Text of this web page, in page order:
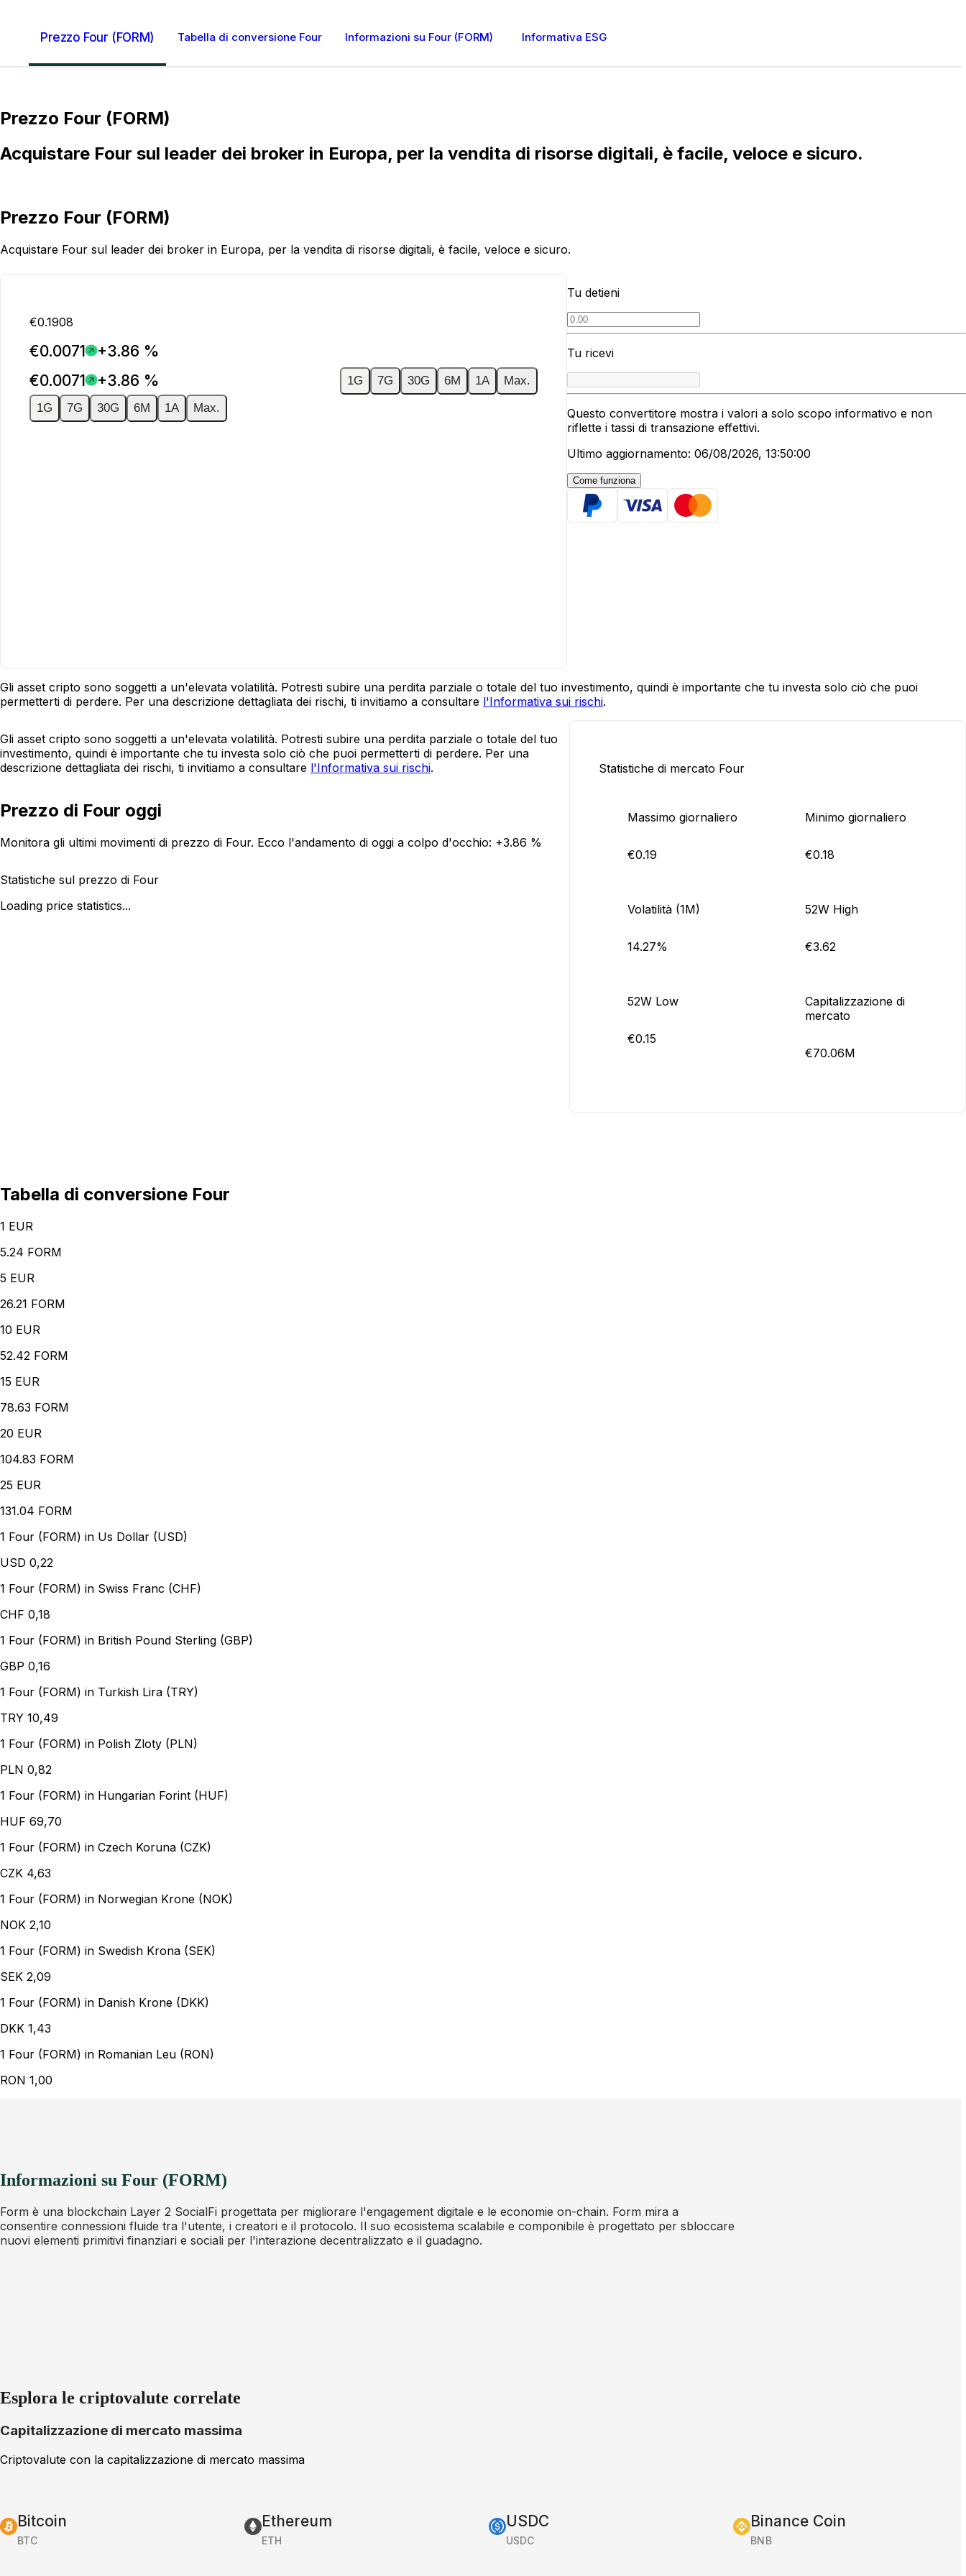
Prezzo Four (FORM) Tabella di conversione Four Informazioni su Four (FORM) Informativa ESG
Prezzo Four (FORM)
Acquistare Four sul leader dei broker in Europa, per la vendita di risorse digitali, è facile, veloce e sicuro.
Prezzo Four (FORM)
Acquistare Four sul leader dei broker in Europa, per la vendita di risorse digitali, è facile, veloce e sicuro.
€0.1908
€0.0071
+3.86 %
€0.0071
+3.86 % 1G 7G 30G 6M 1A
Max.
1G
7G 30G 6M 1A Max.
Tu detieni
Tu ricevi
Questo convertitore mostra i valori a solo scopo informativo e non
riflette i tassi di transazione effettivi.
Ultimo aggiornamento: 06/08/2026, 13:50:00
Come funziona
Gli asset cripto sono soggetti a un'elevata volatilità. Potresti subire una perdita parziale o totale del tuo investimento, quindi è importante che tu investa solo ciò che puoi
permetterti di perdere. Per una descrizione dettagliata dei rischi, ti invitiamo a consultare l'Informativa sui rischi.
Gli asset cripto sono soggetti a un'elevata volatilità. Potresti subire una perdita parziale o totale del tuo
investimento, quindi è importante che tu investa solo ciò che puoi permetterti di perdere. Per una
descrizione dettagliata dei rischi, ti invitiamo a consultare l'Informativa sui rischi.
Prezzo di Four oggi
Monitora gli ultimi movimenti di prezzo di Four. Ecco l'andamento di oggi a colpo d'occhio: +3.86 %
Statistiche sul prezzo di Four
Loading price statistics...
Statistiche di mercato Four
Massimo giornaliero
€0.19
Minimo giornaliero
€0.18
Volatilità (1M)
14.27%
52W High
€3.62
52W Low
€0.15
Capitalizzazione di
mercato
€70.06M
Tabella di conversione Four
1 EUR
5.24 FORM
5 EUR
26.21 FORM
10 EUR
52.42 FORM
15 EUR
78.63 FORM
20 EUR
104.83 FORM
25 EUR
131.04 FORM
1 Four (FORM) in Us Dollar (USD)
USD 0,22
1 Four (FORM) in Swiss Franc (CHF)
CHF 0,18
1 Four (FORM) in British Pound Sterling (GBP)
GBP 0,16
1 Four (FORM) in Turkish Lira (TRY)
TRY 10,49
1 Four (FORM) in Polish Zloty (PLN)
PLN 0,82
1 Four (FORM) in Hungarian Forint (HUF)
HUF 69,70
1 Four (FORM) in Czech Koruna (CZK)
CZK 4,63
1 Four (FORM) in Norwegian Krone (NOK)
NOK 2,10
1 Four (FORM) in Swedish Krona (SEK)
SEK 2,09
1 Four (FORM) in Danish Krone (DKK)
DKK 1,43
1 Four (FORM) in Romanian Leu (RON)
RON 1,00
Informazioni su Four (FORM)
Form è una blockchain Layer 2 SocialFi progettata per migliorare l'engagement digitale e le economie on-chain. Form mira a
consentire connessioni fluide tra l'utente, i creatori e il protocolo. Il suo ecosistema scalabile e componibile è progettato per sbloccare
nuovi elementi primitivi finanziari e sociali per l'interazione decentralizzato e il guadagno.
Esplora le criptovalute correlate
Capitalizzazione di mercato massima
Criptovalute con la capitalizzazione di mercato massima
Bitcoin
BTC
Ethereum
ETH
USDC
USDC
Binance Coin
BNB